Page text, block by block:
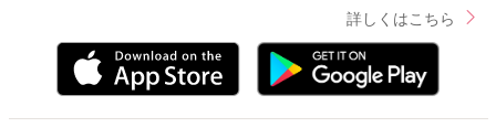
詳しくはこちら